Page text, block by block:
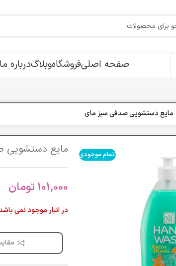
صفحه اصلیفروشگاهوبلاگدرباره ما
مایع دستشویی صدفی سبز مای
اتمام موجودی مایع دستشویی
101,000تومان
در انبار موجود نمی